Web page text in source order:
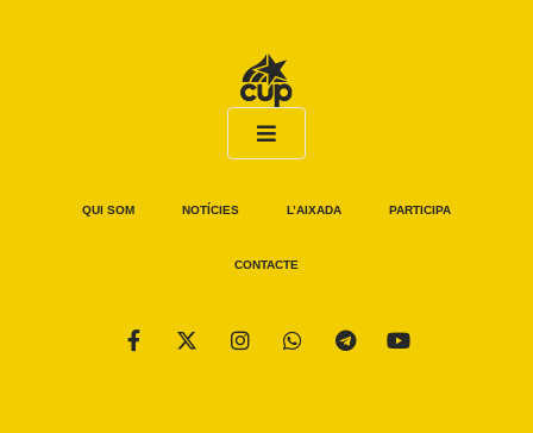
QUI SOM NOTÍCIES L’AIXADA PARTICIPA
CONTACTE